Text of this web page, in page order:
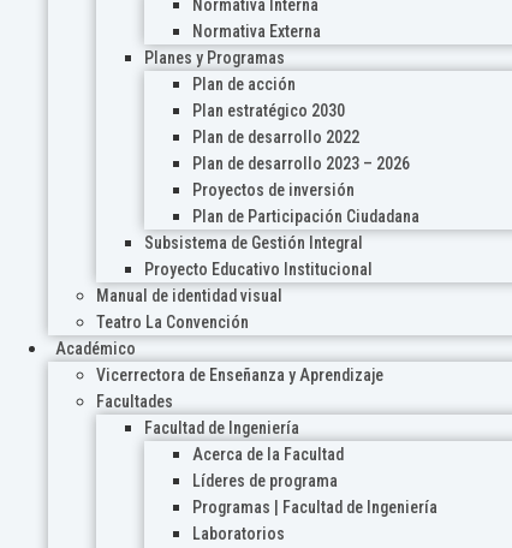
Normativa Interna
Normativa Externa
Planes y Programas
Plan de acción
Plan estratégico 2030
Plan de desarrollo 2022
Plan de desarrollo 2023 – 2026
Proyectos de inversión
Plan de Participación Ciudadana
Subsistema de Gestión Integral
Proyecto Educativo Institucional
Manual de identidad visual
Teatro La Convención
Académico
Vicerrectora de Enseñanza y Aprendizaje
Facultades
Facultad de Ingeniería
Acerca de la Facultad
Líderes de programa
Programas | Facultad de Ingeniería
Laboratorios